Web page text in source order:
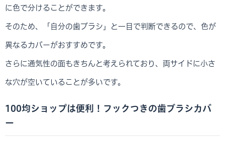
に色で分けることができます。
そのため、「自分の歯ブラシ」と一目で判断できるので、色が
異なるカバーがおすすめです。
さらに通気性の面もきちんと考えられており、両サイドに小さ
な穴が空いていることが多いです。
100均ショップは便利！フックつきの歯ブラシカバ
ー